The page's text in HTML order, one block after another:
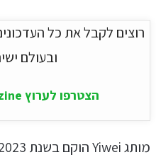
רוצים לקבל את כל
ובעולם
הצטרפו לערוץ EV Magazine בטלגרם